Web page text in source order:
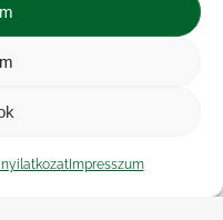
Impresszum
– Baromfi